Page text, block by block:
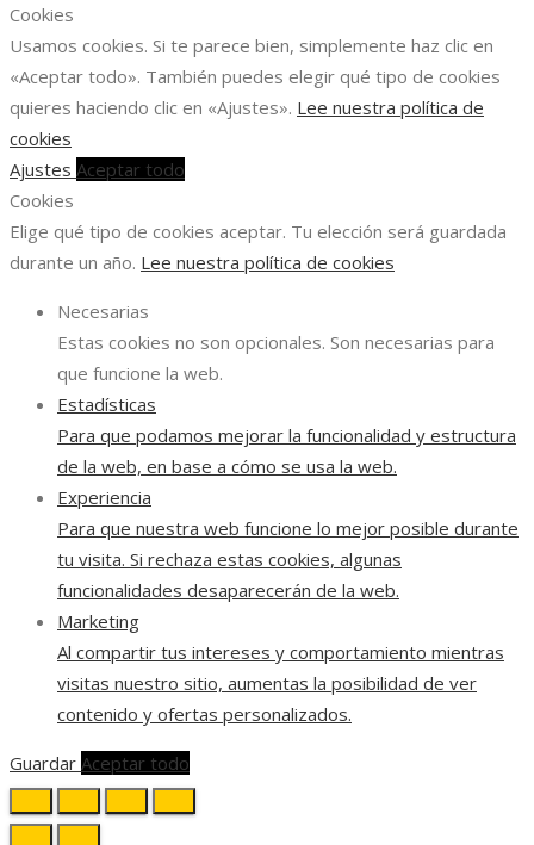
Cookies
Usamos cookies. Si te parece bien, simplemente haz clic en
«Aceptar todo». También puedes elegir qué tipo de cookies
quieres haciendo clic en «Ajustes». Lee nuestra política de
cookies
Ajustes Aceptar todo
Cookies
Elige qué tipo de cookies aceptar. Tu elección será guardada
durante un año. Lee nuestra política de cookies
Necesarias
Estas cookies no son opcionales. Son necesarias para
que funcione la web.
Estadísticas
Para que podamos mejorar la funcionalidad y estructura
de la web, en base a cómo se usa la web.
Experiencia
Para que nuestra web funcione lo mejor posible durante
tu visita. Si rechaza estas cookies, algunas
funcionalidades desaparecerán de la web.
Marketing
Al compartir tus intereses y comportamiento mientras
visitas nuestro sitio, aumentas la posibilidad de ver
contenido y ofertas personalizados.
Guardar Aceptar todo